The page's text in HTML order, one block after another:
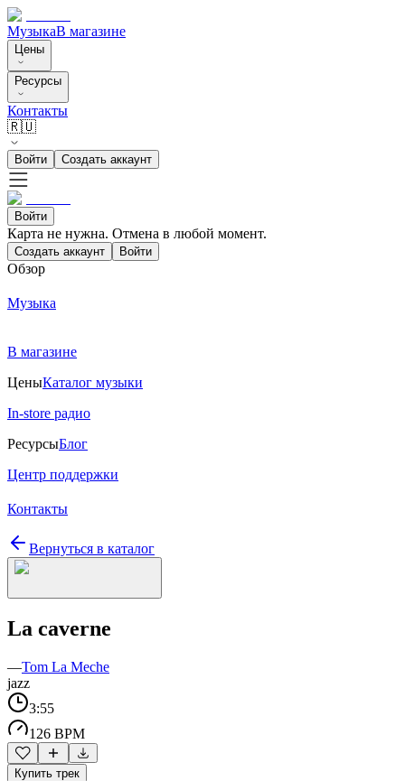
МузыкаВ магазине
Цены
Ресурсы
Контакты
🇷🇺
Войти Создать аккаунт
Войти
Карта не нужна. Отмена в любой момент.
Создать аккаунт Войти
Обзор
Музыка
В магазине
ЦеныКаталог музыки
In-store радио
РесурсыБлог
Центр поддержки
Контакты
Вернуться в каталог
La caverne
—Tom La Meche
jazz
3:55
126 BPM
Купить трек